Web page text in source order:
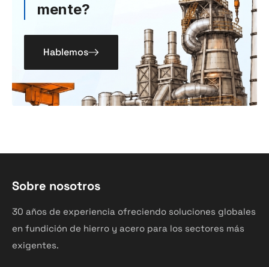
mente?
Hablemos
Sobre nosotros
30 años de experiencia ofreciendo soluciones globales
en fundición de hierro y acero para los sectores más
exigentes.